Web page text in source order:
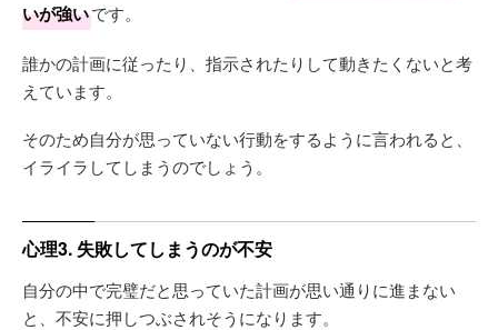
いが強いです。
誰かの計画に従ったり、指示されたりして動きたくないと考
えています。
そのため自分が思っていない行動をするように言われると、
イライラしてしまうのでしょう。
心理3. 失敗してしまうのが不安
自分の中で完璧だと思っていた計画が思い通りに進まない
と、不安に押しつぶされそうになります。